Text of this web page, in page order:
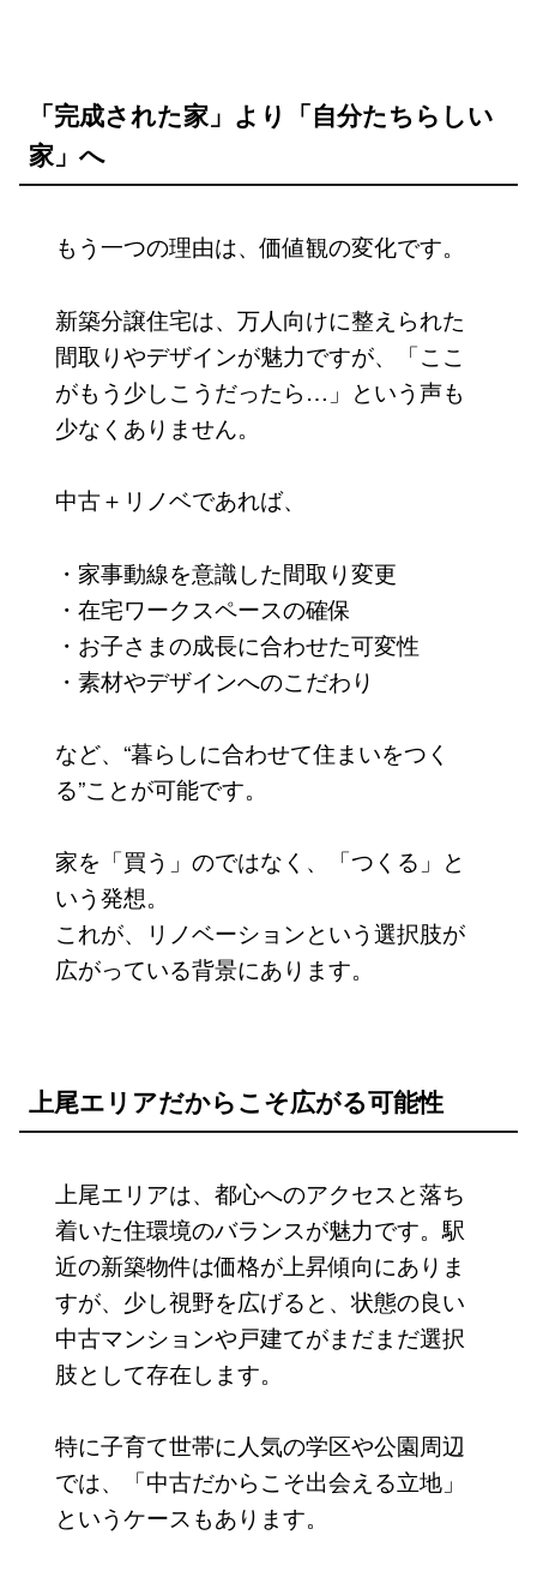
「完成された家」より「自分たちらしい
家」へ
もう一つの理由は、価値観の変化です。
新築分譲住宅は、万人向けに整えられた
間取りやデザインが魅力ですが、「ここ
がもう少しこうだったら…」という声も
少なくありません。
中古＋リノベであれば、
・家事動線を意識した間取り変更
・在宅ワークスペースの確保
・お子さまの成長に合わせた可変性
・素材やデザインへのこだわり
など、“暮らしに合わせて住まいをつく
る”ことが可能です。
家を「買う」のではなく、「つくる」と
いう発想。
これが、リノベーションという選択肢が
広がっている背景にあります。
上尾エリアだからこそ広がる可能性
上尾エリアは、都心へのアクセスと落ち
着いた住環境のバランスが魅力です。駅
近の新築物件は価格が上昇傾向にありま
すが、少し視野を広げると、状態の良い
中古マンションや戸建てがまだまだ選択
肢として存在します。
特に子育て世帯に人気の学区や公園周辺
では、「中古だからこそ出会える立地」
というケースもあります。